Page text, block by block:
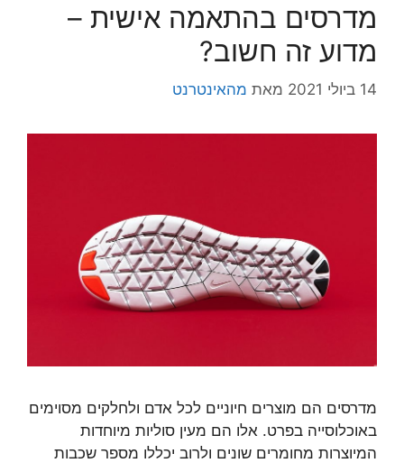
מדרסים בהתאמה אישית –
מדוע זה חשוב?
14 ביולי 2021 מאת מהאינטרנט
מדרסים הם מוצרים חיוניים לכל אדם ולחלקים מסוימים
באוכלוסייה בפרט. אלו הם מעין סוליות מיוחדות
המיוצרות מחומרים שונים ולרוב יכללו מספר שכבות